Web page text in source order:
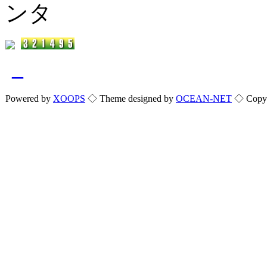
ンタ
Powered by XOOPS ◇ Theme designed by OCEAN-NET ◇